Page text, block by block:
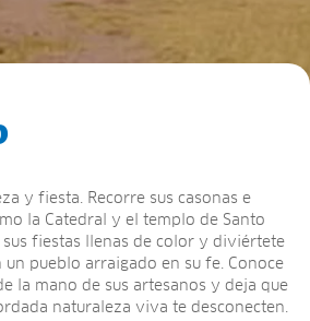
y fiesta. Recorre sus casonas e
la Catedral y el templo de Santo
fiestas llenas de color y diviértete
un pueblo arraigado en su fe. Conoce
la mano de sus artesanos y deja que
naturaleza viva te desconecten.